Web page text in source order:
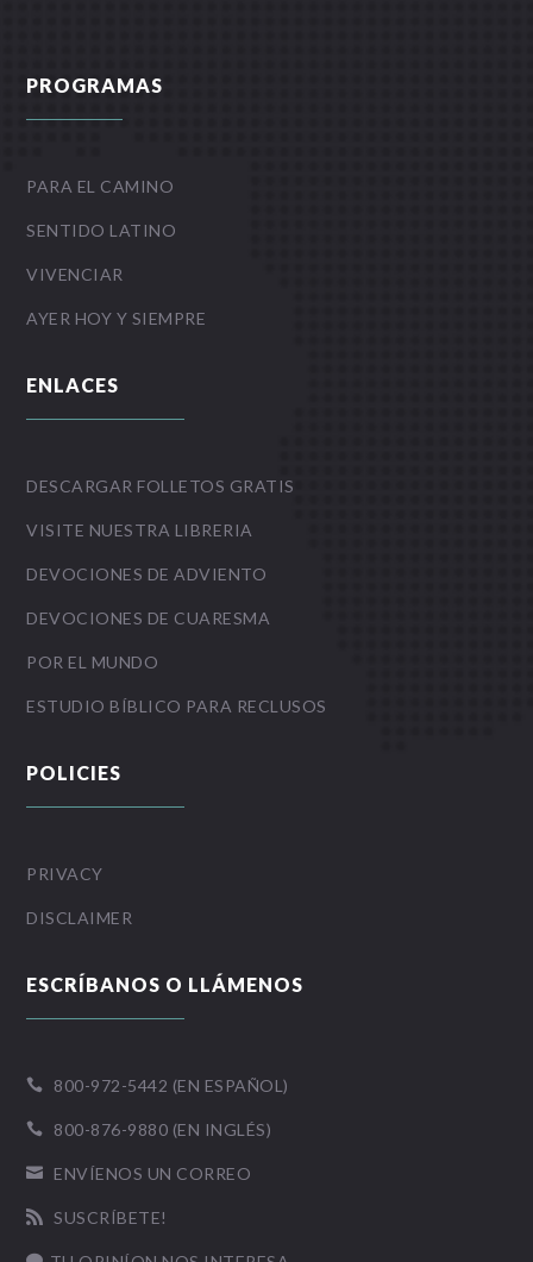
PROGRAMAS
PARA EL CAMINO
SENTIDO LATINO
VIVENCIAR
AYER HOY Y SIEMPRE
ENLACES
DESCARGAR FOLLETOS GRATIS
VISITE NUESTRA LIBRERIA
DEVOCIONES DE ADVIENTO
DEVOCIONES DE CUARESMA
POR EL MUNDO
ESTUDIO BÍBLICO PARA RECLUSOS
POLICIES
PRIVACY
DISCLAIMER
ESCRÍBANOS O LLÁMENOS
 800-972-5442 (EN ESPAÑOL)
 800-876-9880 (EN INGLÉS)
 ENVÍENOS UN CORREO
 SUSCRÍBETE!